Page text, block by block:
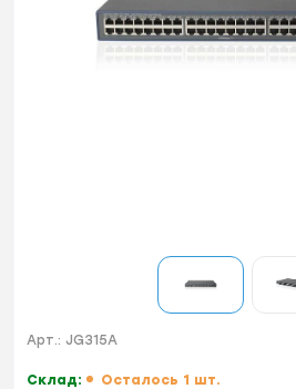
Арт.: JG315A
Склад: Осталось 1 шт.